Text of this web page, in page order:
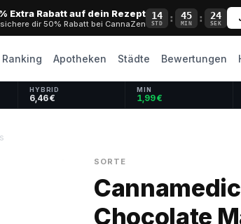
Extra Rabatt auf dein Rezept
dir 50% Rabatt bei CannaZen
14
STD : 45
MIN : 23
SEK
Ranking Apotheken Städte Bewertungen
HYBRID
6,46 €
MIN
1,99 €
SORTE
Chocolate